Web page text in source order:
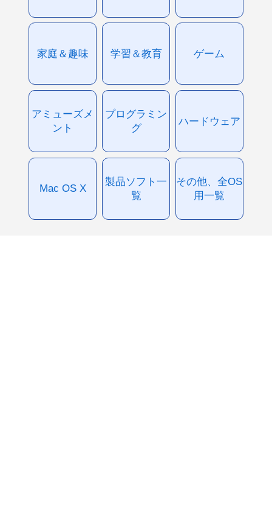
家庭＆趣味 学習＆教育 ゲーム
アミューズメ
ント
プログラミン
グ
ハードウェア
Mac OS X
製品ソフト一
覧
その他、全OS
用一覧